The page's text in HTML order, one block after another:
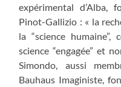
expérimental d’Alba,
Pinot-Gallizio : « la
la “science
science “engagée” et
Simondo, aussi
Bauhaus Imaginiste,